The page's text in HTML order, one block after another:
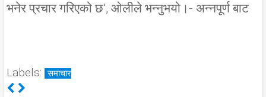
भनेर प्रचार गरिएको छ’, ओलीले भन्नुभयो।- अन्नपूर्ण बाट
Labels: समाचार